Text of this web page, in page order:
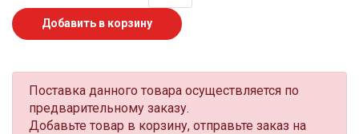
Добавить в корзину
Поставка данного товара осуществляется по
предварительному заказу.
Добавьте товар в корзину, отправьте заказ на